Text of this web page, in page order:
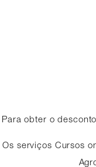
Para obter o
Os serviços Cursos